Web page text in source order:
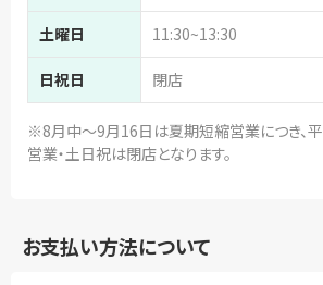
土曜日 11:30~13:30
日祝日 閉店
※8月中～9月16日は夏期短縮営業につき、
営業・土日祝は閉店となります。
お支払い方法について